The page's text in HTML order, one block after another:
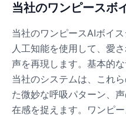
当社のワンピースボ
当社のワンピースAIボイ
人工知能を使用して、愛
声を再現します。基本的
当社のシステムは、これ
た微妙な呼吸パターン、
在感を捉えます。ワンピ